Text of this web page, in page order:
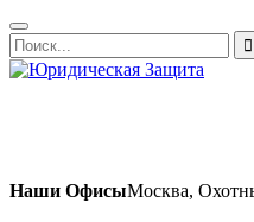
Наши ОфисыМосква,